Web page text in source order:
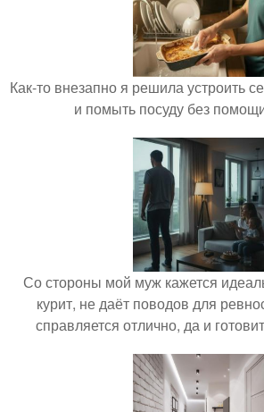
Как-то внезапно я решила устроить
и помыть посуду без
Со стороны мой муж кажется
курит, не даёт поводов для
справляется отлично, да и